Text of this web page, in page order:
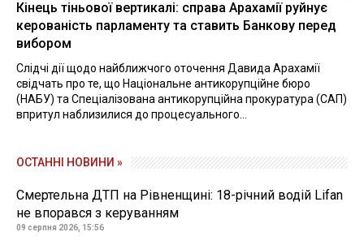
Кінець тіньової вертикалі: справа Арахамії руйнує
керованість парламенту та ставить Банкову перед
вибором
Слідчі дії щодо найближчого оточення Давида Арахамії
свідчать про те, що Національне антикорупційне бюро
(НАБУ) та Спеціалізована антикорупційна прокуратура (САП)
впритул наблизилися до процесуального...
ОСТАННІ НОВИНИ »
Смертельна ДТП на Рівненщині: 18-річний водій Lifan
не впорався з керуванням
09 серпня 2026, 15:56